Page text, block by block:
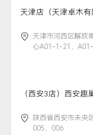
天津店（天津卓木有
天津市河西区解放
心A01-1-21，
（西安3店）西安
陕西省西安市未央
005、006